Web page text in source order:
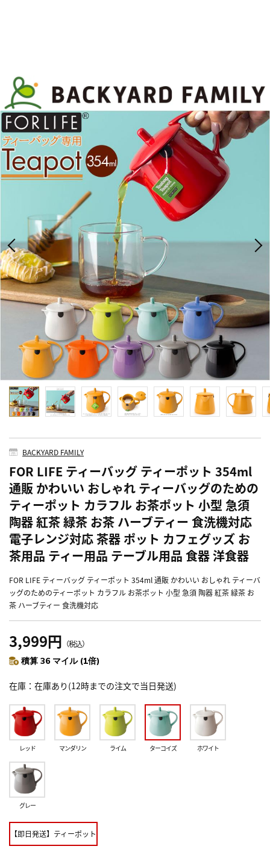
BACKYARD FAMILY
FOR LIFE ティーバッグ ティーポット 354ml
通販 かわいい おしゃれ ティーバッグのための
ティーポット カラフル お茶ポット 小型 急須
陶器 紅茶 緑茶 お茶 ハーブティー 食洗機対応
電子レンジ対応 茶器 ポット カフェグッズ お
茶用品 ティー用品 テーブル用品 食器 洋食器
FOR LIFE ティーバッグ ティーポット 354ml 通販 かわいい おしゃれ ティーバ
ッグのためのティーポット カラフル お茶ポット 小型 急須 陶器 紅茶 緑茶 お
茶 ハーブティー 食洗機対応
3,999円 （税込）
積算 36 マイル (1倍)
在庫 在庫あり(12時までの注文で当日発送)
レッド マンダリン ライム ターコイズ ホワイト
グレー
【即日発送】ティーポット